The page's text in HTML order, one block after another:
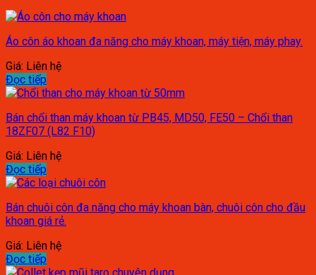
Áo côn áo khoan đa năng cho máy khoan, máy tiện, máy phay.
Giá: Liên hệ
Đọc tiếp
Bán chổi than máy khoan từ PB45, MD50, FE50 – Chổi than
18ZF07 (L82 F10)
Giá: Liên hệ
Đọc tiếp
Bán chuôi côn đa năng cho máy khoan bàn, chuôi côn cho đầu
khoan giá rẻ.
Giá: Liên hệ
Đọc tiếp